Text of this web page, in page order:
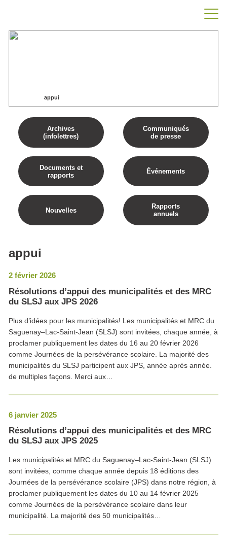
appui
Archives
(infolettres)
Communiqués
de presse
Documents et
rapports
Événements
Nouvelles
Rapports
annuels
appui
2 février 2026
Résolutions d’appui des municipalités et des MRC
du SLSJ aux JPS 2026
Plus d’idées pour les municipalités! Les municipalités et MRC du
Saguenay–Lac-Saint-Jean (SLSJ) sont invitées, chaque année, à
proclamer publiquement les dates du 16 au 20 février 2026
comme Journées de la persévérance scolaire. La majorité des
municipalités du SLSJ participent aux JPS, année après année.
de multiples façons. Merci aux…
6 janvier 2025
Résolutions d’appui des municipalités et des MRC
du SLSJ aux JPS 2025
Les municipalités et MRC du Saguenay–Lac-Saint-Jean (SLSJ)
sont invitées, comme chaque année depuis 18 éditions des
Journées de la persévérance scolaire (JPS) dans notre région, à
proclamer publiquement les dates du 10 au 14 février 2025
comme Journées de la persévérance scolaire dans leur
municipalité. La majorité des 50 municipalités…